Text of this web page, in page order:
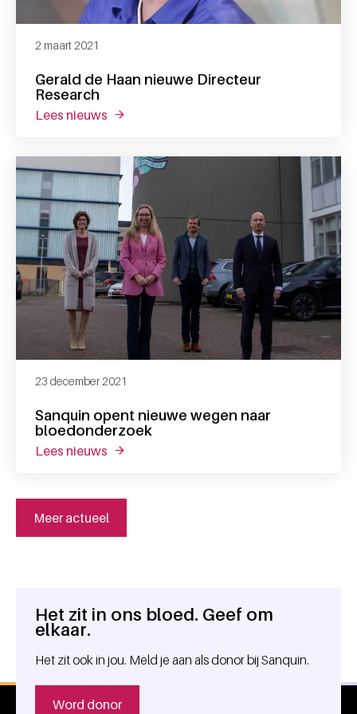
Gerald de Haan nieuwe Directeur
Research
2 maart 2021
lees nieuws over gerald de haan nieuwe directeur
Sanquin opent nieuwe wegen naar
bloedonderzoek
23 december 2021
lees nieuws over sanquin opent nieuwe wegen naar
Meer actueel
Algemene informatie
Het zit in ons bloed. Geef om
elkaar.
Het zit ook in jou. Meld je aan als donor bij Sanquin.
Word donor